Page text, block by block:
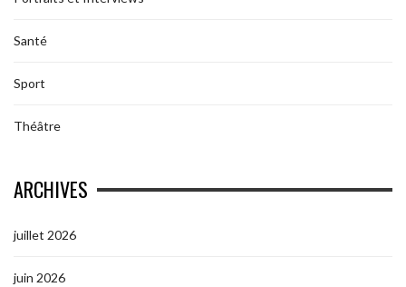
Santé
Sport
Théâtre
ARCHIVES
juillet 2026
juin 2026